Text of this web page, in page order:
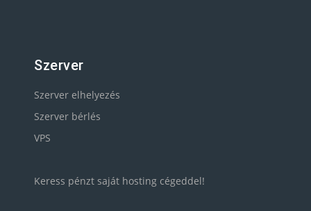
Szerver
Szerver elhelyezés
Szerver bérlés
VPS
Keress pénzt saját hosting cégeddel!